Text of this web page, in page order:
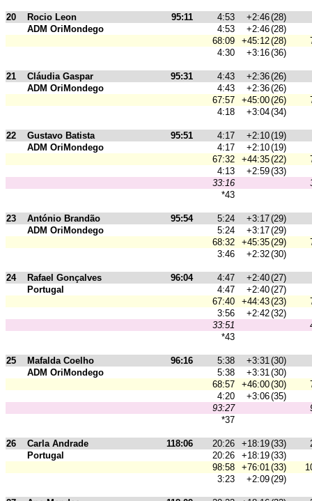
20 Rocio Leon 95:11 4:53 +2:46(28)
ADM OriMondego
4:53 +2:46(28)
68:09
+45:12(28)
4:30
+3:16(36)
21 Cláudia Gaspar 95:31 4:43 +2:36(26)
ADM OriMondego
4:43 +2:36(26)
67:57
+45:00(26)
4:18
+3:04(34)
22 Gustavo Batista 95:51 4:17 +2:10(19)
ADM OriMondego
4:17 +2:10(19)
67:32
+44:35(22)
4:13
+2:59(33)
33:16
*43
23 António Brandão 95:54 5:24 +3:17(29)
ADM OriMondego
5:24 +3:17(29)
68:32
+45:35(29)
3:46
+2:32(30)
24 Rafael Gonçalves 96:04 4:47 +2:40(27)
Portugal
4:47 +2:40(27)
67:40
+44:43(23)
3:56
+2:42(32)
33:51
*43
25 Mafalda Coelho 96:16 5:38 +3:31(30)
ADM OriMondego
5:38 +3:31(30)
68:57
+46:00(30)
4:20
+3:06(35)
93:27
*37
26 Carla Andrade 118:06 20:26 +18:19(33)
Portugal
20:26 +18:19(33)
98:58
+76:01(33)
3:23
+2:09(29)